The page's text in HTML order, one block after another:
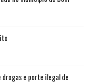
drogas e porte ilegal de